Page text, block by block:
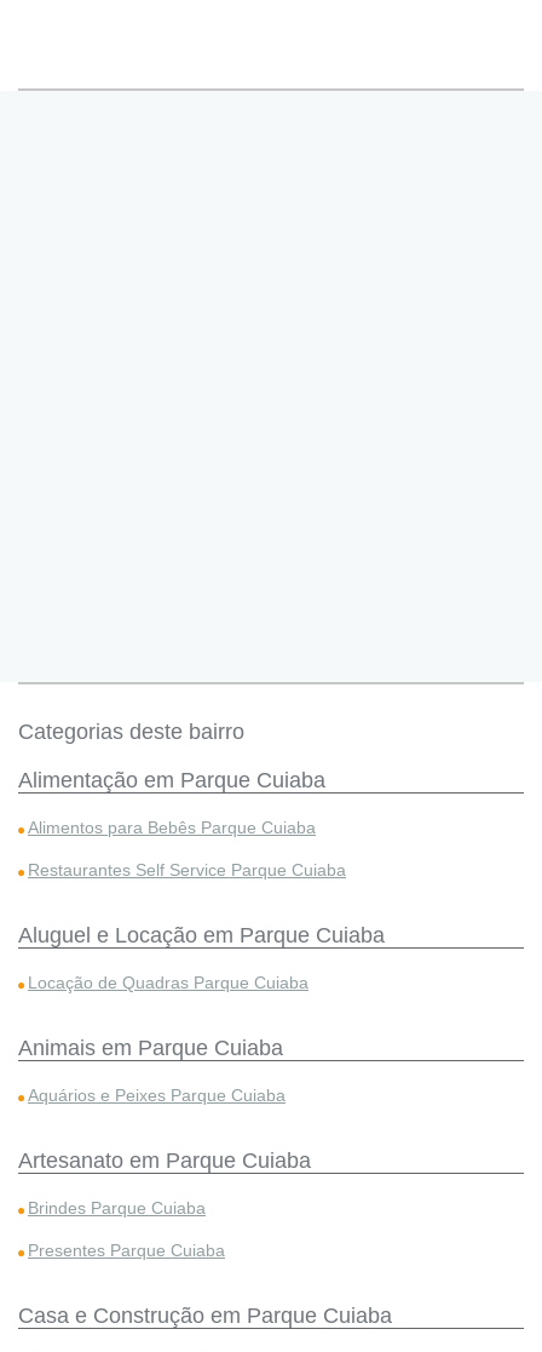
Categorias deste bairro
Alimentação em Parque Cuiaba
Alimentos para Bebês Parque Cuiaba
Restaurantes Self Service Parque Cuiaba
Aluguel e Locação em Parque Cuiaba
Locação de Quadras Parque Cuiaba
Animais em Parque Cuiaba
Aquários e Peixes Parque Cuiaba
Artesanato em Parque Cuiaba
Brindes Parque Cuiaba
Presentes Parque Cuiaba
Casa e Construção em Parque Cuiaba